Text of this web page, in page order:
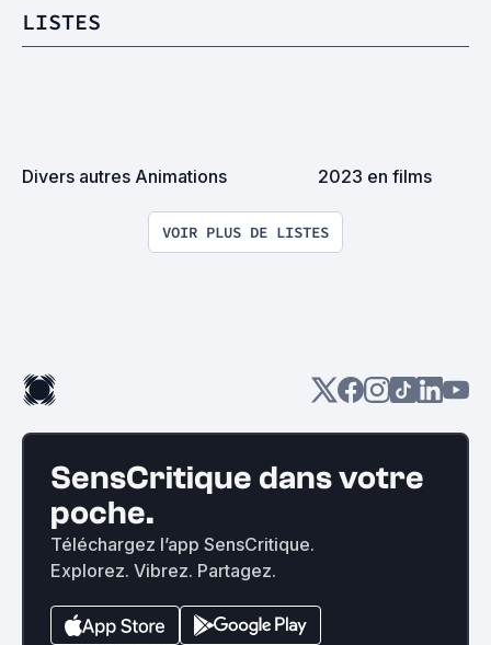
LISTES
Divers autres Animations 2023 en films
VOIR PLUS DE LISTES
SensCritique dans votre
poche.
Téléchargez l’app SensCritique.
Explorez. Vibrez. Partagez.